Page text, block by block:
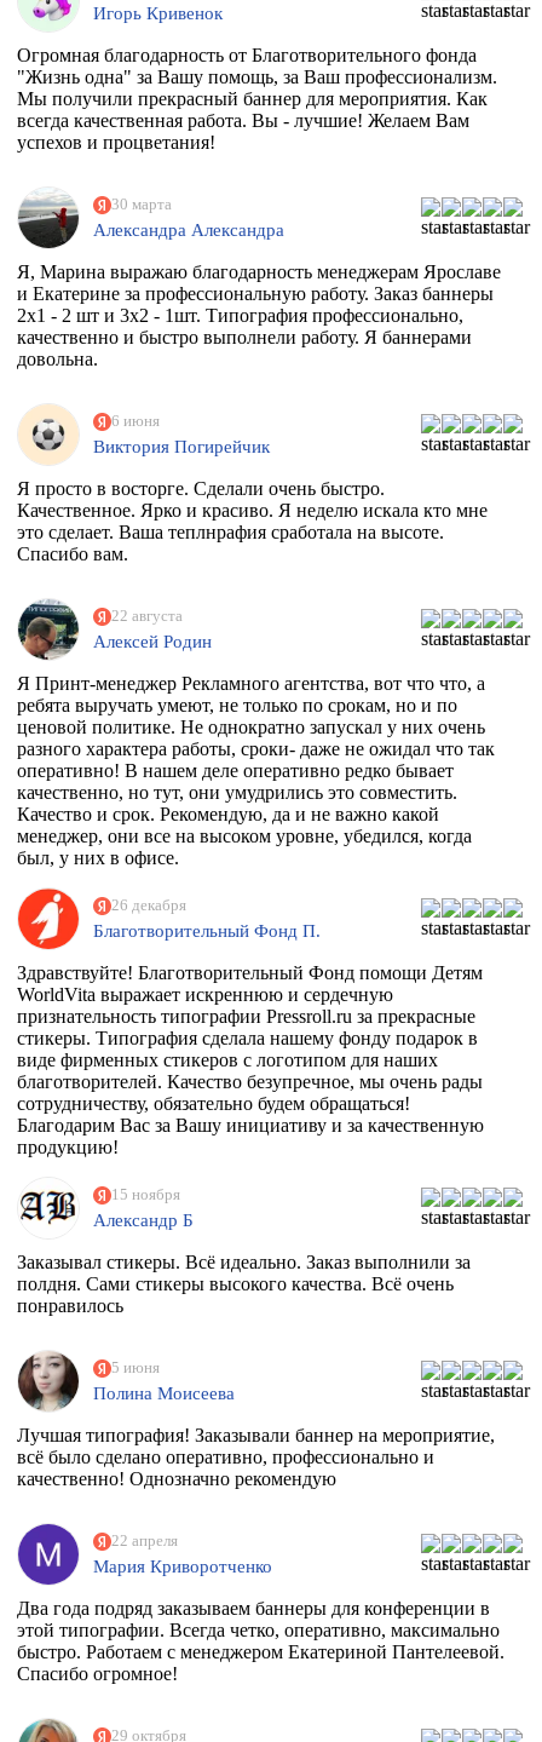
Игорь Кривенок
Огромная благодарность от Благотворительного фонда
"Жизнь одна" за Вашу помощь, за Ваш профессионализм.
Мы получили прекрасный баннер для мероприятия. Как
всегда качественная работа. Вы - лучшие! Желаем Вам
успехов и процветания!
30 марта
Александра Александра
Я, Марина выражаю благодарность менеджерам Ярославе
и Екатерине за профессиональную работу. Заказ баннеры
2х1 - 2 шт и 3х2 - 1шт. Типография профессионально,
качественно и быстро выполнели работу. Я баннерами
довольна.
6 июня
Виктория Погирейчик
Я просто в восторге. Сделали очень быстро.
Качественное. Ярко и красиво. Я неделю искала кто мне
это сделает. Ваша теплнрафия сработала на высоте.
Спасибо вам.
22 августа
Алексей Родин
Я Принт-менеджер Рекламного агентства, вот что что, а
ребята выручать умеют, не только по срокам, но и по
ценовой политике. Не однократно запускал у них очень
разного характера работы, сроки- даже не ожидал что так
оперативно! В нашем деле оперативно редко бывает
качественно, но тут, они умудрились это совместить.
Качество и срок. Рекомендую, да и не важно какой
менеджер, они все на высоком уровне, убедился, когда
был, у них в офисе.
26 декабря
Благотворительный Фонд П.
Здравствуйте! Благотворительный Фонд помощи Детям
WorldVita выражает искреннюю и сердечную
признательность типографии Pressroll.ru за прекрасные
стикеры. Типография сделала нашему фонду подарок в
виде фирменных стикеров с логотипом для наших
благотворителей. Качество безупречное, мы очень рады
сотрудничеству, обязательно будем обращаться!
Благодарим Вас за Вашу инициативу и за качественную
продукцию!
15 ноября
Александр Б
Заказывал стикеры. Всё идеально. Заказ выполнили за
полдня. Сами стикеры высокого качества. Всё очень
понравилось
5 июня
Полина Моисеева
Лучшая типография! Заказывали баннер на мероприятие,
всё было сделано оперативно, профессионально и
качественно! Однозначно рекомендую
22 апреля
Мария Криворотченко
Два года подряд заказываем баннеры для конференции в
этой типографии. Всегда четко, оперативно, максимально
быстро. Работаем с менеджером Екатериной Пантелеевой.
Спасибо огромное!
29 октября